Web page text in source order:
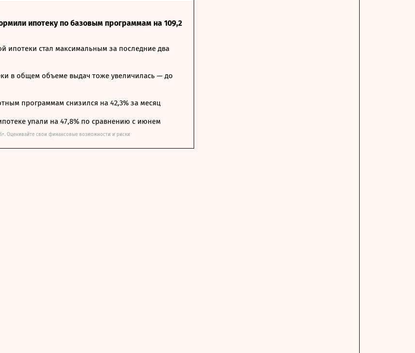
ипотеку по базовым программам на 109,2
ипотеки стал максимальным за последние два
в общем объеме выдач тоже увеличилась — до
программам снизился на 42,3% за месяц
упали на 47,8% по сравнению с июнем
Оценивайте свои финансовые возможности и риски